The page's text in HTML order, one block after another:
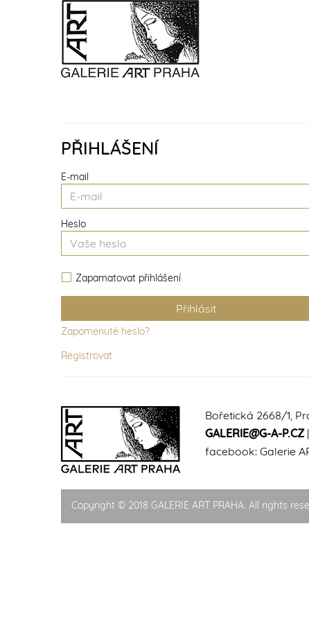
PŘIHLÁŠENÍ
E-mail
Heslo
Zapamatovat přihlášení
Zapomenuté heslo?
Registrovat
Bořetická 2668/1,
GALERIE@G-A-P.CZ|
facebook: Galerie
Copyright © 2018 GALERIE ART PRAHA. All rights